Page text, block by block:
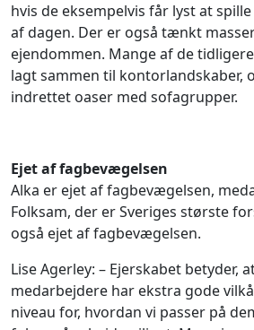
hvis de eksempelvis får lyst at
af dagen. Der er også tænkt
ejendommen. Mange af de
lagt sammen til kontorlandskaber,
indrettet oaser med sofagrupper.
Ejet af fagbevægelsen
Alka er ejet af fagbevægelsen,
Folksam, der er Sveriges største
også ejet af fagbevægelsen.
Lise Agerley: – Ejerskabet betyder,
medarbejdere har ekstra gode
niveau for, hvordan vi passer på